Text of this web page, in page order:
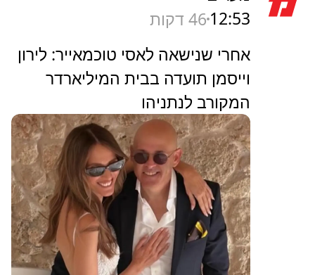
12:53 46 דקות
אחרי שנישאה לאסי טוכמאייר: לירון
וייסמן תועדה בבית המיליארדר
המקורב לנתניהו